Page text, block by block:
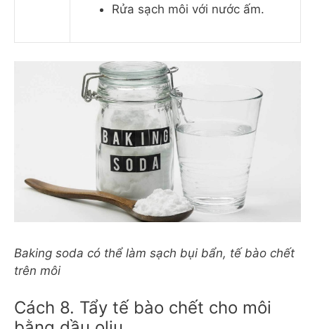
Rửa sạch môi với nước ấm.
Baking soda có thể làm sạch bụi bẩn, tế bào chết
trên môi
Cách 8. Tẩy tế bào chết cho môi